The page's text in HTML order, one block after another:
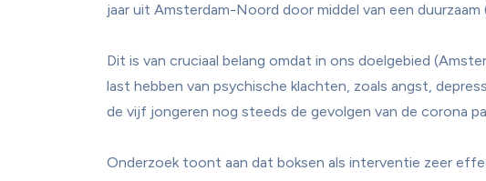
jaar uit Amsterdam-Noord door middel van een duurzaam
Dit is van cruciaal belang omdat in ons doelgebied
last hebben van psychische klachten, zoals angst,
de vijf jongeren nog steeds de gevolgen van de corona
Onderzoek toont aan dat boksen als interventie zeer